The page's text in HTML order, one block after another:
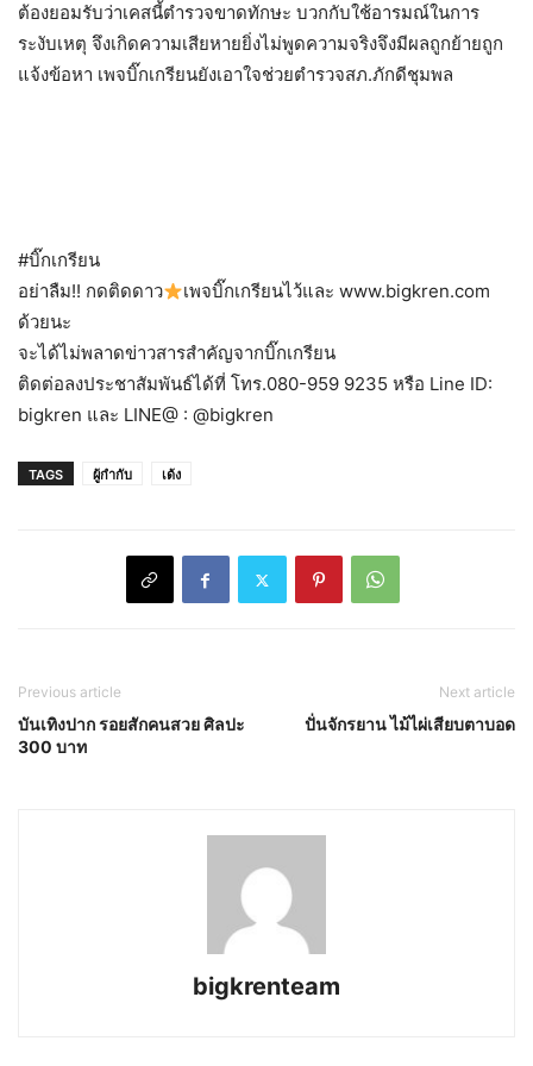
ต้องยอมรับว่าเคสนี้ตำรวจขาดทักษะ​ บวกกับใช้อารมณ์​ในการ
ระงับเหตุ จึงเกิดความเสียหาย​ยิ่งไม่พูดความจริง​จึงมีผลถูกย้าย​ถูก
แจ้งข้อหา​ เพจบิ๊กเกรียนยังเอาใจช่วยตำรวจสภ.ภักดีชุมพล
#บิ๊กเกรียน
อย่าลืม!! กดติดดาว
เพจบิ๊กเกรียนไว้และ www.bigkren.com
ด้วยนะ
จะได้ไม่พลาดข่าวสารสำคัญจากบิ๊กเกรียน
ติดต่อลงประชาสัมพันธ์ได้ที่ โทร.080-959 9235 หรือ Line ID:
bigkren และ LINE@ : @bigkren
TAGS ผู้กำกับ เด้ง
Previous article
บันเทิงปาก ​รอยสักคนสวย ศิลปะ
300 บาท
Next article
ปั่นจักรยาน ไม้ไผ่เสียบตาบอด
bigkrenteam